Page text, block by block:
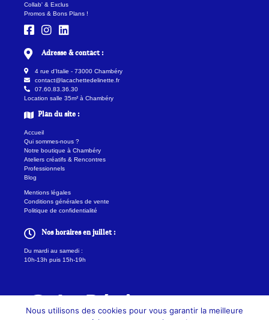
Collab' & Exclus
Promos & Bons Plans !
Adresse & contact :
4 rue d'Italie - 73000 Chambéry
contact@lacachettedelinette.fr
07.60.83.36.30
Location salle 35m² à Chambéry
Plan du site :
Accueil
Qui sommes-nous ?
Notre boutique à Chambéry
Ateliers créatifs & Rencontres
Professionnels
Blog
Mentions légales
Conditions générales de vente
Politique de confidentialité
Nos horaires en juillet :
Du mardi au samedi :
10h-13h puis 15h-19h
Nous utilisons des cookies pour vous garantir la meilleure